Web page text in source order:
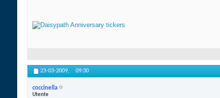
23-03-2009, 09:30
coccinella
Utente